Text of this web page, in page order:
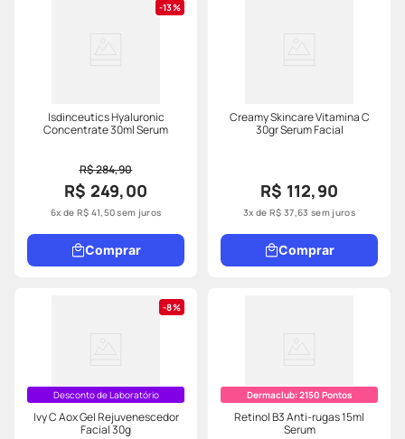
13%
Isdinceutics Hyaluronic
Concentrate 30ml Serum
R$ 284,90
R$ 249,00
6x de R$ 41,50sem juros
Comprar
Creamy Skincare Vitamina C
30gr Serum Facial
R$ 112,90
3x deR$ 37,63 sem juros
Comprar
8%
Desconto de Laboratório
Ivy C Aox Gel Rejuvenescedor
Facial 30g
Dermaclub:2150 Pontos
Retinol B3 Anti-rugas 15ml
Serum